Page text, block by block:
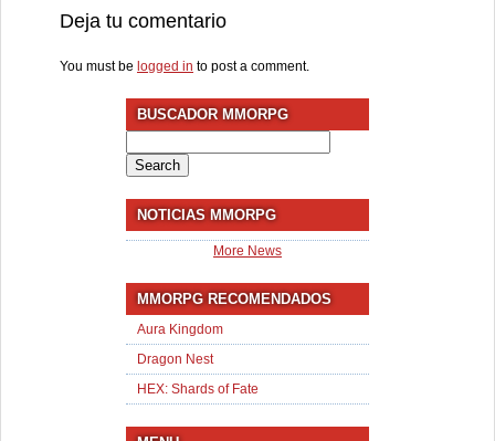
Deja tu comentario
You must be logged in to post a comment.
BUSCADOR MMORPG
for:
NOTICIAS MMORPG
More News
MMORPG RECOMENDADOS
Aura Kingdom
Dragon Nest
HEX: Shards of Fate